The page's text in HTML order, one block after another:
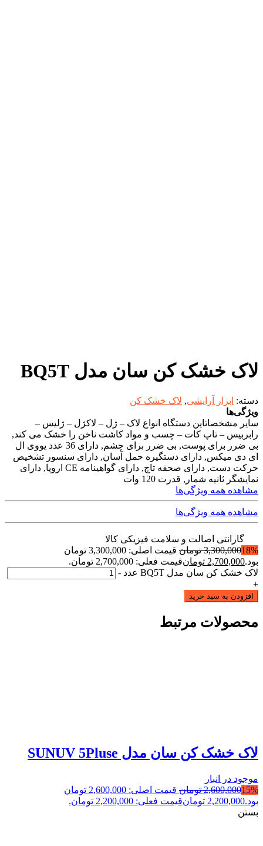
لاک خشک کن سان مدل BQ5T
دسته: ابزار آرایشی, لاک خشک کن
ویژگی‌ها
سایر مشخصاتاین دستگاه انواع لاک – ژل – لاکژل – ژلیس –
رابربیس – تاپ کات – چسب و مواد کاشت ناخن را خشک می کند,
بی ضرر برای پوست, بی ضرر برای چشم, دارای 36 عدد یووی ال
ای دی میکس, دارای دستگیره حمل آسان, دارای سنسور تشخیص
حرکت دست, دارای صحفه تاچ, دارای گواهینامه CE اروپا, دارای
نمایشگر ثانیه شمار, قدرت 120 وات
مشاهده همه ویژگی‌ها
مشاهده همه ویژگی‌ها
گارانتی اصالت و سلامت فیزیکی کالا
18%
3,300,000 تومان
قیمت اصلی: 3,300,000 تومان
بود.2,700,000 تومانقیمت فعلی: 2,700,000 تومان.
لاک خشک کن سان مدل BQ5T عدد
-
+
افزودن به سبد خرید
محصولات مرتبط
لاک خشک کن سان مدل SUNUV 5Pluse
موجود در انبار
15%
2,600,000 تومان
قیمت اصلی: 2,600,000 تومان
بود.2,200,000 تومانقیمت فعلی: 2,200,000 تومان.
بستن